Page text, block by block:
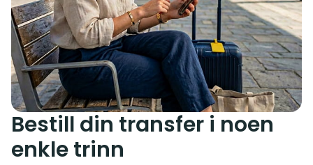
Bestill din transfer i noen
enkle trinn